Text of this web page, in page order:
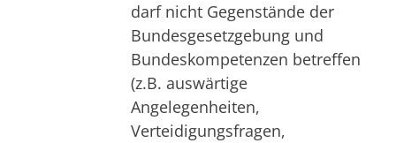
darf nicht Gegenstände der
Bundesgesetzgebung und
Bundeskompetenzen betreffen
(z.B. auswärtige
Angelegenheiten,
Verteidigungsfragen,